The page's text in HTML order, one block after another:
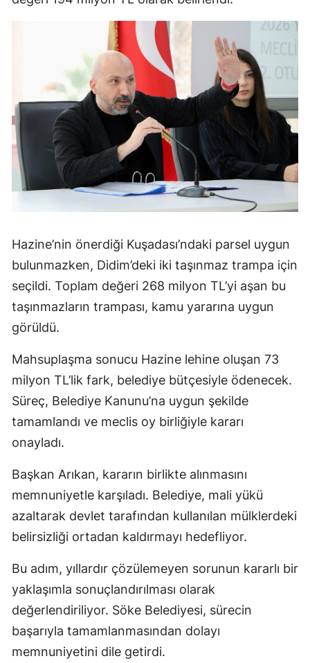
Hazine’nin önerdiği Kuşadası’ndaki parsel uygun
bulunmazken, Didim’deki iki taşınmaz trampa için
seçildi. Toplam değeri 268 milyon TL’yi aşan bu
taşınmazların trampası, kamu yararına uygun
görüldü.
Mahsuplaşma sonucu Hazine lehine oluşan 73
milyon TL’lik fark, belediye bütçesiyle ödenecek.
Süreç, Belediye Kanunu’na uygun şekilde
tamamlandı ve meclis oy birliğiyle kararı
onayladı.
Başkan Arıkan, kararın birlikte alınmasını
memnuniyetle karşıladı. Belediye, mali yükü
azaltarak devlet tarafından kullanılan mülklerdeki
belirsizliği ortadan kaldırmayı hedefliyor.
Bu adım, yıllardır çözülemeyen sorunun kararlı bir
yaklaşımla sonuçlandırılması olarak
değerlendiriliyor. Söke Belediyesi, sürecin
başarıyla tamamlanmasından dolayı
memnuniyetini dile getirdi.